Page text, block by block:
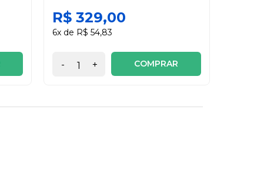
R$ 329,00
6x de R$ 54,83
- + COMPRAR